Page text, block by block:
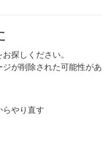
探しください。
が削除された可能性があ
らやり直す